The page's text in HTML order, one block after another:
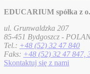
EDUCARIUM spółka z
ul. Grunwaldzka 207
85-451 Bydgoszcz -
Tel.: +48 (52) 32 47 840
Faks: +48 (52) 32 47 847,
Skontaktuj się z nami